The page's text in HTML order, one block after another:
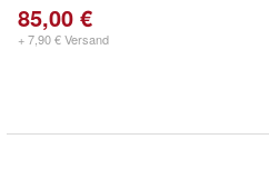
85,00 €
+ 7,90 € Versand